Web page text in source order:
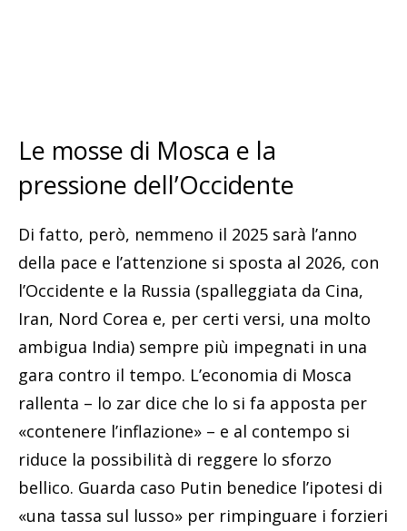
Le mosse di Mosca e la
pressione dell’Occidente
Di fatto, però, nemmeno il 2025 sarà l’anno
della pace e l’attenzione si sposta al 2026, con
l’Occidente e la Russia (spalleggiata da Cina,
Iran, Nord Corea e, per certi versi, una molto
ambigua India) sempre più impegnati in una
gara contro il tempo. L’economia di Mosca
rallenta – lo zar dice che lo si fa apposta per
«contenere l’inflazione» – e al contempo si
riduce la possibilità di reggere lo sforzo
bellico. Guarda caso Putin benedice l’ipotesi di
«una tassa sul lusso» per rimpinguare i forzieri